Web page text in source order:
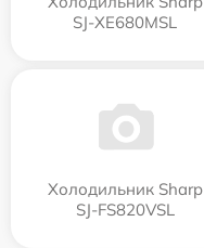
SJ-XE680MSL
Холодильник Sharp
SJ-FS820VSL